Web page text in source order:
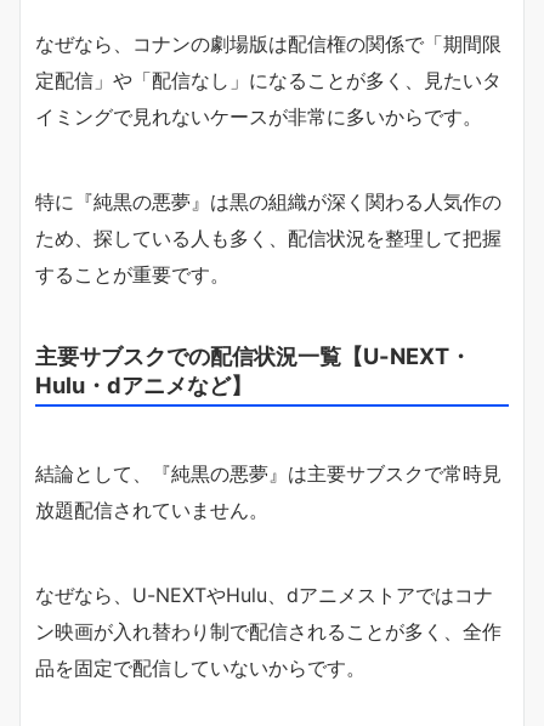
なぜなら、コナンの劇場版は配信権の関係で「期間限
定配信」や「配信なし」になることが多く、見たいタ
イミングで見れないケースが非常に多いからです。
特に『純黒の悪夢』は黒の組織が深く関わる人気作の
ため、探している人も多く、配信状況を整理して把握
することが重要です。
主要サブスクでの配信状況一覧【U-NEXT・
Hulu・dアニメなど】
結論として、『純黒の悪夢』は主要サブスクで常時見
放題配信されていません。
なぜなら、U-NEXTやHulu、dアニメストアではコナ
ン映画が入れ替わり制で配信されることが多く、全作
品を固定で配信していないからです。